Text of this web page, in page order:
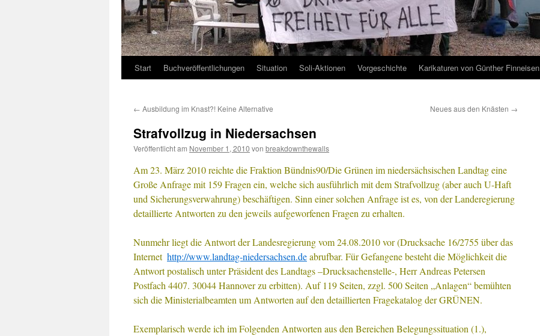
Start Buchveröffentlichungen Situation Soli-Aktionen Vorgeschichte Karikaturen von Günther Finneisen
← Ausbildung im Knast?! Keine Alternative Neues aus den Knästen →
Strafvollzug in Niedersachsen
Veröffentlicht am November 1, 2010 von breakdownthewalls
Am 23. März 2010 reichte die Fraktion Bündnis90/Die Grünen im niedersächsischen Landtag eine
Große Anfrage mit 159 Fragen ein, welche sich ausführlich mit dem Strafvollzug (aber auch U-Haft
und Sicherungsverwahrung) beschäftigen. Sinn einer solchen Anfrage ist es, von der Landeregierung
detaillierte Antworten zu den jeweils aufgeworfenen Fragen zu erhalten.
Nunmehr liegt die Antwort der Landesregierung vom 24.08.2010 vor (Drucksache 16/2755 über das
Internet http://www.landtag-niedersachsen.deabrufbar. Für Gefangene besteht die Möglichkeit die
Antwort postalisch unter Präsident des Landtags –Drucksachenstelle-, Herr Andreas Petersen
Postfach 4407. 30044 Hannover zu erbitten). Auf 119 Seiten, zzgl. 500 Seiten „Anlagen“ bemühten
sich die Ministerialbeamten um Antworten auf den detaillierten Fragekatalog der GRÜNEN.
Exemplarisch werde ich im Folgenden Antworten aus den Bereichen Belegungssituation (1.),